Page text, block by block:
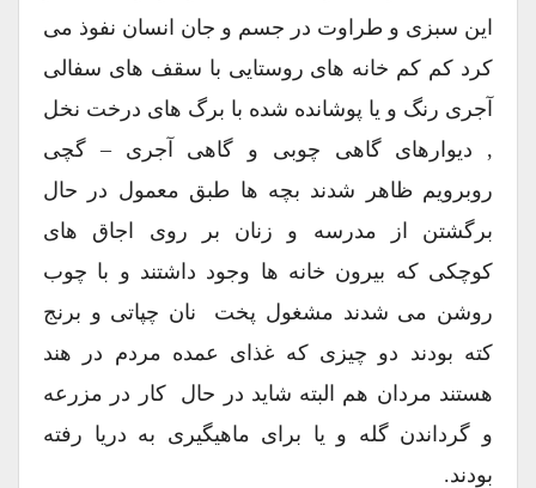
این سبزی و طراوت در جسم و جان انسان نفوذ می
کرد کم کم خانه های روستایی با سقف های سفالی
آجری رنگ و یا پوشانده شده با برگ های درخت نخل
, دیوارهای گاهی چوبی و گاهی آجری – گچی
روبرویم ظاهر شدند بچه ها طبق معمول در حال
برگشتن از مدرسه و زنان بر روی اجاق های
کوچکی که بیرون خانه ها وجود داشتند و با چوب
روشن می شدند مشغول پخت نان چپاتی و برنج
کته بودند دو چیزی که غذای عمده مردم در هند
هستند مردان هم البته شاید در حال کار در مزرعه
و گرداندن گله و یا برای ماهیگیری به دریا رفته
بودند.